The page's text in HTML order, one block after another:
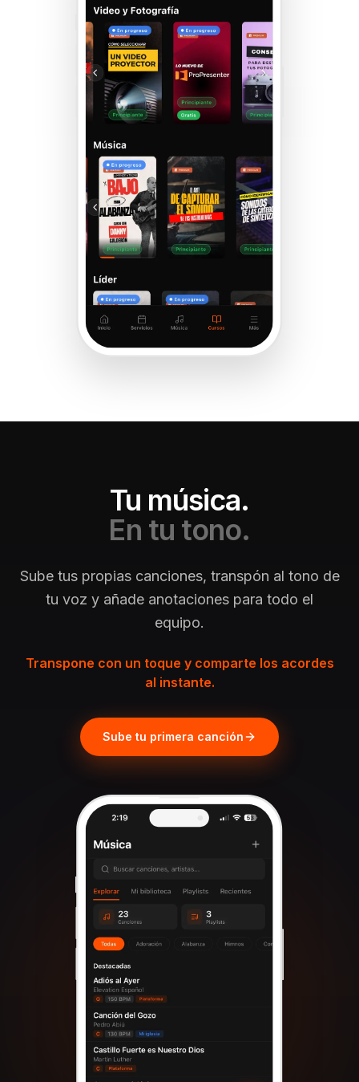
Tu música.
En tu tono.
Sube tus propias canciones, transpón al tono de
tu voz y añade anotaciones para todo el
equipo.
Transpone con un toque y comparte los acordes
al instante.
Sube tu primera canción